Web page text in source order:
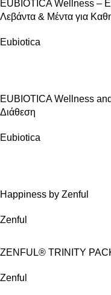
EUBIOTICA Wellness –
Λεβάντα & Μέντα για
Eubiotica
EUBIOTICA Wellness
Διάθεση
Eubiotica
Happiness by Zenful
Zenful
ZENFUL® TRINITY
Zenful